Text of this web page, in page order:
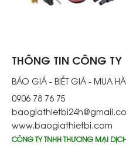
THÔNG TIN CÔNG TY
BÁO GIÁ - BIẾT GIÁ - MUA
0906 78 76 75
www.baogiathietbi.com
CÔNG TY TNHH THƯƠNG MẠI